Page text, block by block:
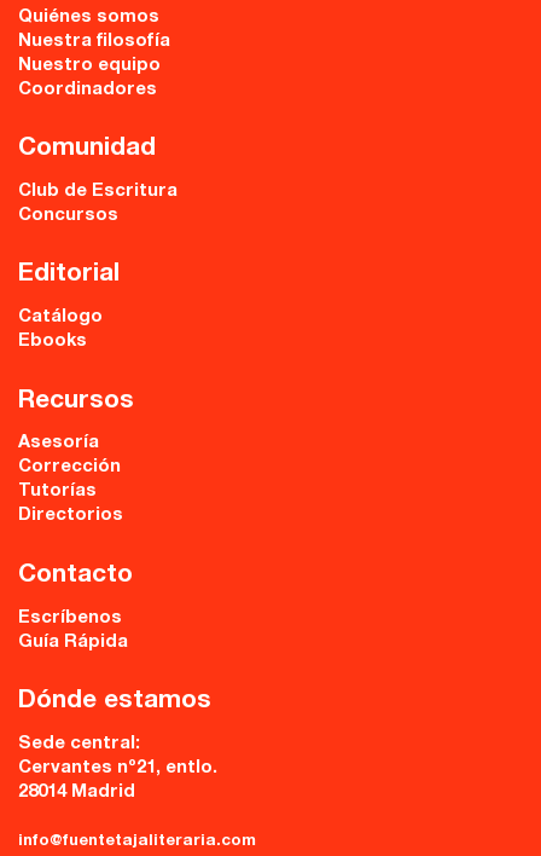
Quiénes somos
Nuestra filosofía
Nuestro equipo
Coordinadores
Comunidad
Club de Escritura
Concursos
Editorial
Catálogo
Ebooks
Recursos
Asesoría
Corrección
Tutorías
Directorios
Contacto
Escríbenos
Guía Rápida
Dónde estamos
Sede central:
Cervantes nº21, entlo.
28014 Madrid
info@fuentetajaliteraria.com